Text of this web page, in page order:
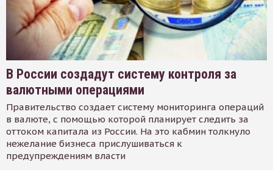
В России создадут систему контроля за
валютными операциями
Правительство создает систему мониторинга операций
в валюте, с помощью которой планирует следить за
оттоком капитала из России. На это кабмин толкнуло
нежелание бизнеса прислушиваться к
предупреждениям власти